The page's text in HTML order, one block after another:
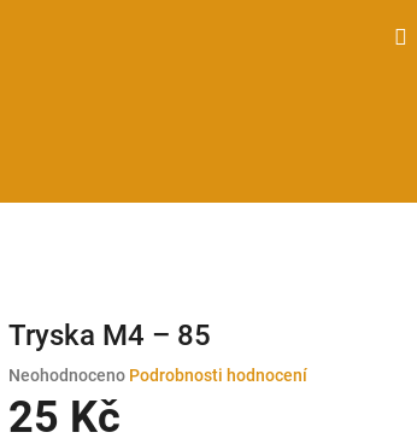
Tryska M4 – 85
Průměrné
hodnocení
produktu
Neohodnoceno Podrobnosti hodnocení
25 Kč